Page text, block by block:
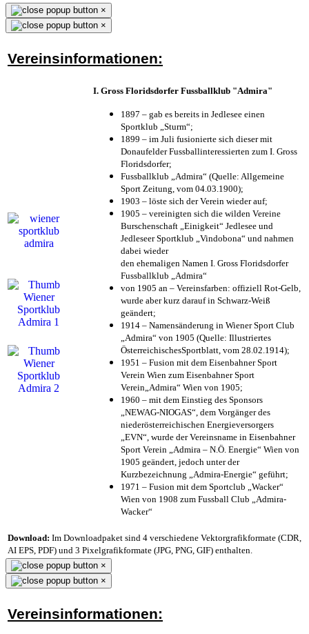
×
×
Vereinsinformationen:
I. Gross Floridsdorfer Fussballklub "Admira"
1897 – gab es bereits in Jedlesee einen
Sportklub „Sturm“;
1899 – im Juli fusionierte sich dieser mit
Donaufelder Fussballinteressierten zum I. Gross
Floridsdorfer;
Fussballklub „Admira“ (Quelle: Allgemeine
Sport Zeitung, vom 04.03.1900);
1903 – löste sich der Verein wieder auf;
1905 – vereinigten sich die wilden Vereine
Burschenschaft „Einigkeit“ Jedlesee und
Jedleseer Sportklub „Vindobona“ und nahmen
dabei wieder
den ehemaligen Namen I. Gross Floridsdorfer
Fussballklub „Admira“
von 1905 an – Vereinsfarben: offiziell Rot-Gelb,
wurde aber kurz darauf in Schwarz-Weiß
geändert;
1914 – Namensänderung in Wiener Sport Club
„Admira“ von 1905 (Quelle: Illustriertes
ÖsterreichischesSportblatt, vom 28.02.1914);
1951 – Fusion mit dem Eisenbahner Sport
Verein Wien zum Eisenbahner Sport
Verein„Admira“ Wien von 1905;
1960 – mit dem Einstieg des Sponsors
„NEWAG-NIOGAS“, dem Vorgänger des
niederösterreichischen Energieversorgers
„EVN“, wurde der Vereinsname in Eisenbahner
Sport Verein „Admira – N.Ö. Energie“ Wien von
1905 geändert, jedoch unter der
Kurzbezeichnung „Admira-Energie“ geführt;
1971 – Fusion mit dem Sportclub „Wacker“
Wien von 1908 zum Fussball Club „Admira-
Wacker“
Download: Im Downloadpaket sind 4 verschiedene Vektorgrafikformate (CDR,
AI EPS, PDF) und 3 Pixelgrafikformate (JPG, PNG, GIF) enthalten.
×
×
Vereinsinformationen: